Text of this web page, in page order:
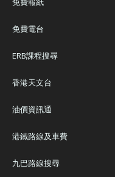
免費電台
ERB課程搜尋
香港天文台
油價資訊通
港鐵路線及車費
九巴路線搜尋